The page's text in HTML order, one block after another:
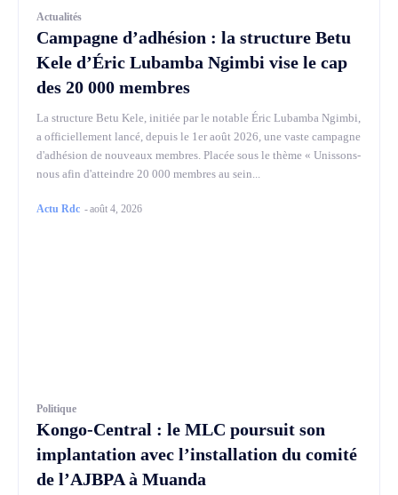
Actualités
Campagne d’adhésion : la structure Betu
Kele d’Éric Lubamba Ngimbi vise le cap
des 20 000 membres
La structure Betu Kele, initiée par le notable Éric Lubamba Ngimbi,
a officiellement lancé, depuis le 1er août 2026, une vaste campagne
d'adhésion de nouveaux membres. Placée sous le thème « Unissons-
nous afin d'atteindre 20 000 membres au sein...
Actu Rdc -août 4, 2026
Politique
Kongo-Central : le MLC poursuit son
implantation avec l’installation du comité
de l’AJBPA à Muanda